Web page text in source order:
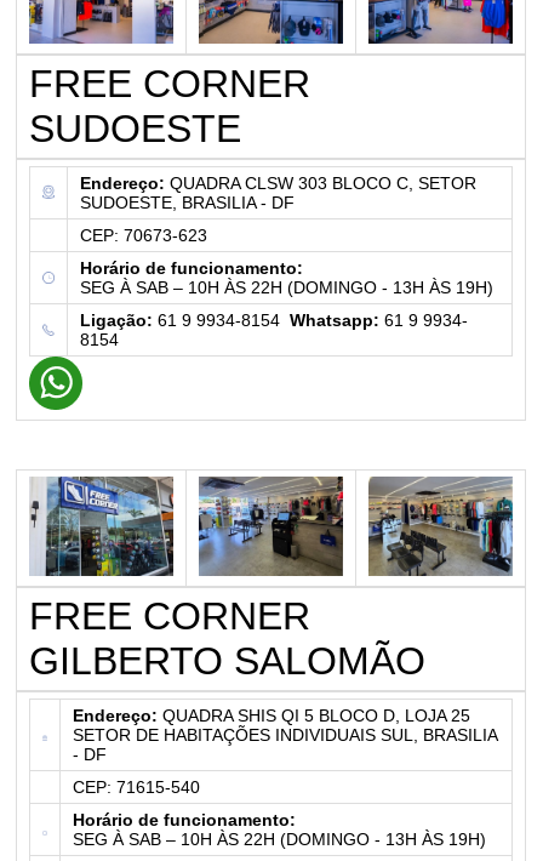
FREE CORNER
SUDOESTE
Endereço: QUADRA CLSW 303 BLOCO C, SETOR
SUDOESTE, BRASILIA - DF
CEP: 70673-623
Horário de funcionamento:
SEG À SAB – 10H ÀS 22H (DOMINGO - 13H ÀS 19H)
Ligação: 61 9 9934-8154Whatsapp: 61 9 9934-
8154
FREE CORNER
GILBERTO SALOMÃO
Endereço: QUADRA SHIS QI 5 BLOCO D, LOJA 25
SETOR DE HABITAÇÕES INDIVIDUAIS SUL, BRASILIA
- DF
CEP: 71615-540
Horário de funcionamento:
SEG À SAB – 10H ÀS 22H (DOMINGO - 13H ÀS 19H)